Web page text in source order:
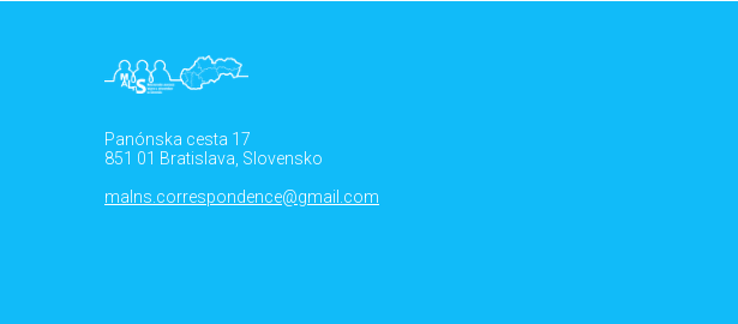
Panónska cesta 17
851 01 Bratislava, Slovensko
malns.correspondence@gmail.com